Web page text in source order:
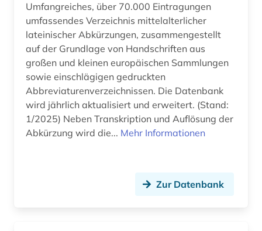
francesco (1)
frankreich (1)
französisch (2)
freie plattform (1)
frühchristentum (1)
frühdruck (2)
Umfangreiches, über 70.000 Eintragungen
umfassendes Verzeichnis mittelalterlicher
lateinischer Abkürzungen, zusammengestellt
auf der Grundlage von Handschriften aus
großen und kleinen europäischen Sammlungen
sowie einschlägigen gedruckten
Abbreviaturenverzeichnissen. Die Datenbank
wird jährlich aktualisiert und erweitert. (Stand:
1/2025) Neben Transkription und Auflösung der
Abkürzung wird die... Mehr Informationen
Zur Datenbank